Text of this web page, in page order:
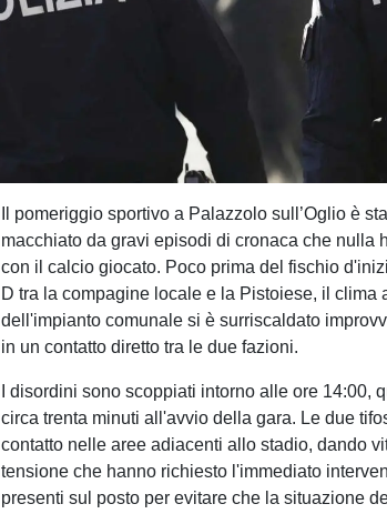
Il pomeriggio sportivo a Palazzolo sull’Oglio è
macchiato da gravi episodi di cronaca che nulla
con il calcio giocato. Poco prima del fischio
D tra la compagine locale e la Pistoiese, il clima
dell'impianto comunale si è surriscaldato
in un contatto diretto tra le due fazioni.
I disordini sono scoppiati intorno alle ore 14:00,
circa trenta minuti all'avvio della gara. Le due
contatto nelle aree adiacenti allo stadio, dando
tensione che hanno richiesto l'immediato
presenti sul posto per evitare che la situazione